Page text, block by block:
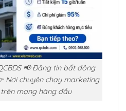
📢 Đăng tin bất đông
Nơi chuyên chạy marketing
mạng hàng đầu